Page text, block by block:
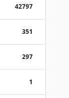
42797
351
297
1